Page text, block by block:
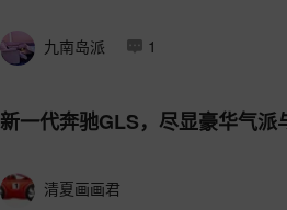
九南岛派 1
新一代奔驰GLS，尽显豪华气
清夏画画君